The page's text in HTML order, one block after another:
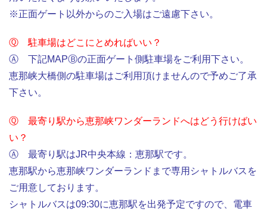
※正面ゲート以外からのご入場はご遠慮下さい。
Ⓠ 駐車場はどこにとめればいい？
Ⓐ 下記MAPⒷの正面ゲート側駐車場をご利用下さい。
恵那峡大橋側の駐車場はご利用頂けませんので予めご了承
下さい。
Ⓠ 最寄り駅から恵那峡ワンダーランドへはどう行けばい
い？
Ⓐ 最寄り駅はJR中央本線：恵那駅です。
恵那駅から恵那峡ワンダーランドまで専用シャトルバスを
ご用意しております。
シャトルバスは09:30に恵那駅を出発予定ですので、電車